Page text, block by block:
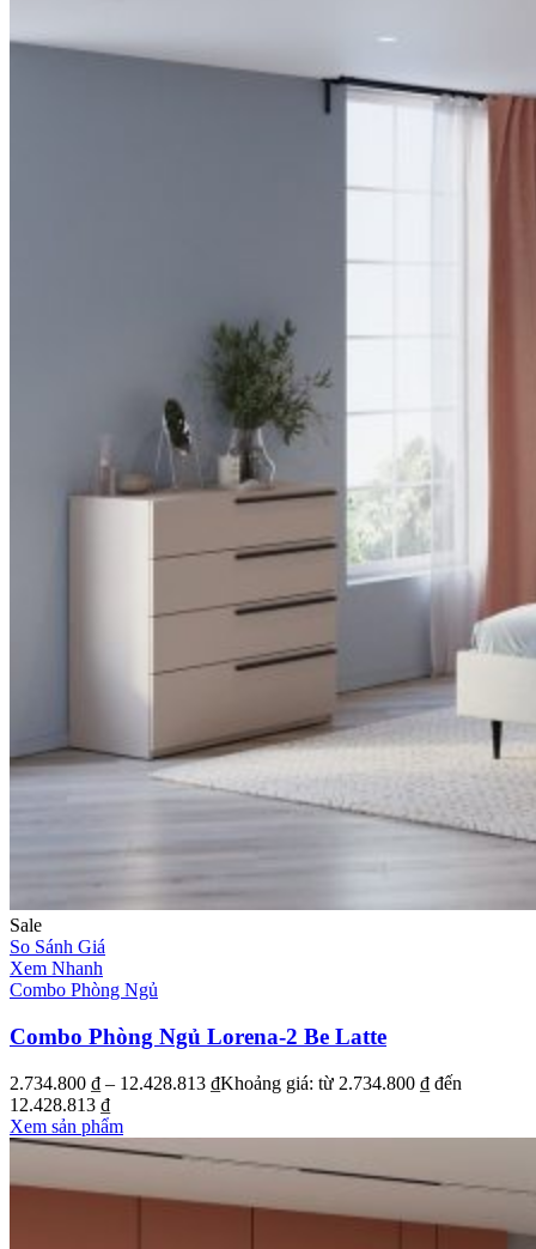
Sale
So Sánh Giá
Xem Nhanh
Combo Phòng Ngủ
Combo Phòng Ngủ Lorena-2 Be Latte
2.734.800 ₫ – 12.428.813 ₫Khoảng giá: từ 2.734.800 ₫ đến
12.428.813 ₫
Xem sản phẩm